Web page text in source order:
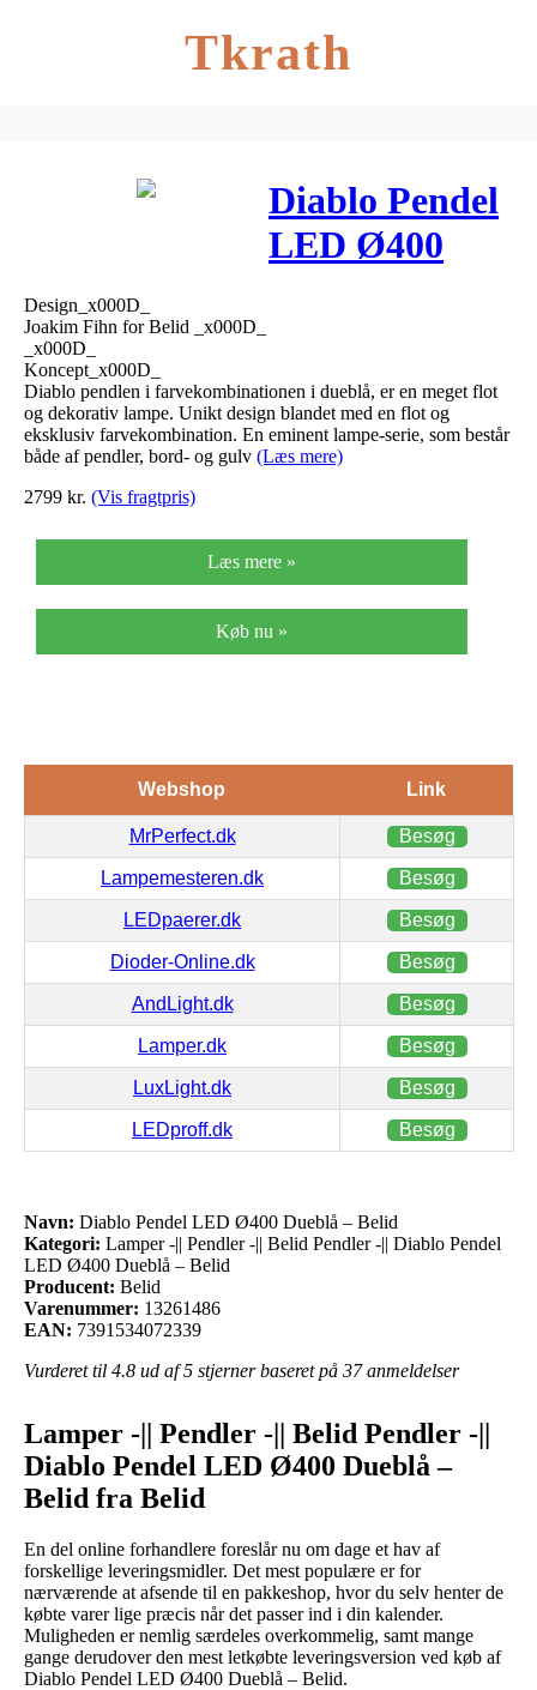
Tkrath
Diablo Pendel
LED Ø400
Design_x000D_
Joakim Fihn for Belid _x000D_
_x000D_
Koncept_x000D_
Diablo pendlen i farvekombinationen i dueblå, er en meget flot
og dekorativ lampe. Unikt design blandet med en flot og
eksklusiv farvekombination. En eminent lampe-serie, som består
både af pendler, bord- og gulv (Læs mere)
2799 kr. (Vis fragtpris)
Læs mere »
Køb nu »
Webshop Link
MrPerfect.dk Besøg
Lampemesteren.dk Besøg
LEDpaerer.dk Besøg
Dioder-Online.dk Besøg
AndLight.dk Besøg
Lamper.dk Besøg
LuxLight.dk Besøg
LEDproff.dk Besøg
Navn: Diablo Pendel LED Ø400 Dueblå – Belid
Kategori: Lamper -|| Pendler -|| Belid Pendler -|| Diablo Pendel
LED Ø400 Dueblå – Belid
Producent: Belid
Varenummer: 13261486
EAN: 7391534072339
Vurderet til 4.8 ud af 5 stjerner baseret på 37anmeldelser
Lamper -|| Pendler -|| Belid Pendler -||
Diablo Pendel LED Ø400 Dueblå –
Belid fra Belid
En del online forhandlere foreslår nu om dage et hav af
forskellige leveringsmidler. Det mest populære er for
nærværende at afsende til en pakkeshop, hvor du selv henter de
købte varer lige præcis når det passer ind i din kalender.
Muligheden er nemlig særdeles overkommelig, samt mange
gange derudover den mest letkøbte leveringsversion ved køb af
Diablo Pendel LED Ø400 Dueblå – Belid.